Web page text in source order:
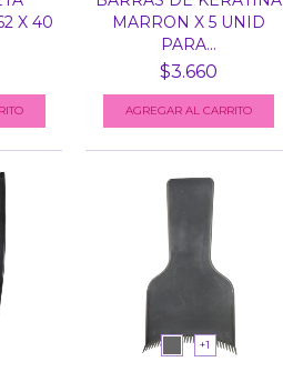
X 40
MARRON X 5 UNID
PARA...
$3.660
+1